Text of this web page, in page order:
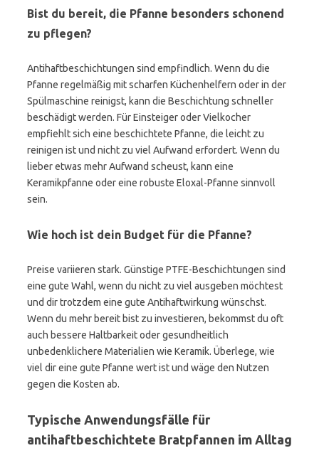
Bist du bereit, die Pfanne besonders schonend
zu pflegen?
Antihaftbeschichtungen sind empfindlich. Wenn du die
Pfanne regelmäßig mit scharfen Küchenhelfern oder in der
Spülmaschine reinigst, kann die Beschichtung schneller
beschädigt werden. Für Einsteiger oder Vielkocher
empfiehlt sich eine beschichtete Pfanne, die leicht zu
reinigen ist und nicht zu viel Aufwand erfordert. Wenn du
lieber etwas mehr Aufwand scheust, kann eine
Keramikpfanne oder eine robuste Eloxal-Pfanne sinnvoll
sein.
Wie hoch ist dein Budget für die Pfanne?
Preise variieren stark. Günstige PTFE-Beschichtungen sind
eine gute Wahl, wenn du nicht zu viel ausgeben möchtest
und dir trotzdem eine gute Antihaftwirkung wünschst.
Wenn du mehr bereit bist zu investieren, bekommst du oft
auch bessere Haltbarkeit oder gesundheitlich
unbedenklichere Materialien wie Keramik. Überlege, wie
viel dir eine gute Pfanne wert ist und wäge den Nutzen
gegen die Kosten ab.
Typische Anwendungsfälle für
antihaftbeschichtete Bratpfannen im Alltag